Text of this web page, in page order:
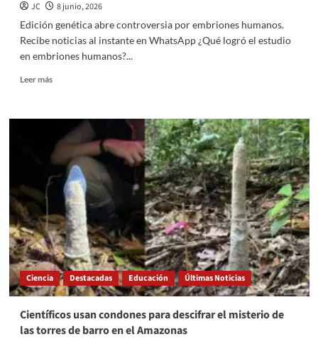
JC
8 junio, 2026
Edición genética abre controversia por embriones humanos.
Recibe noticias al instante en WhatsApp ¿Qué logró el estudio
en embriones humanos?...
Leer másRead
Edición
genética
abre
controversia
embriones
humanos
Ciencia Destacadas Educación Últimas Noticias
Científicos usan condones para descifrar el misterio de
las torres de barro en el Amazonas